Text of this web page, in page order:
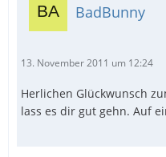
BadBunny
13. November 2011 um 12:24
Herlichen Glückwunsch
lass es dir gut gehn. Auf